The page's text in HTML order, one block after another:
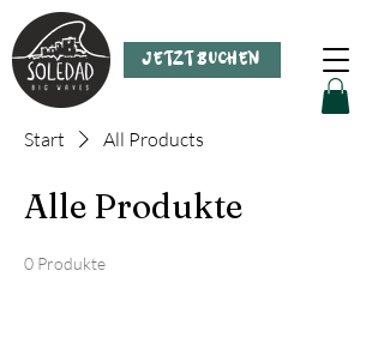
JETZT BUCHEN
Start All Products
Alle Produkte
0 Produkte